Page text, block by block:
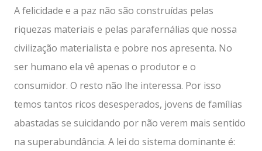
A felicidade e a paz não são construídas pelas
riquezas materiais e pelas parafernálias que nossa
civilização materialista e pobre nos apresenta. No
ser humano ela vê apenas o produtor e o
consumidor. O resto não lhe interessa. Por isso
temos tantos ricos desesperados, jovens de famílias
abastadas se suicidando por não verem mais sentido
na superabundância. A lei do sistema dominante é: